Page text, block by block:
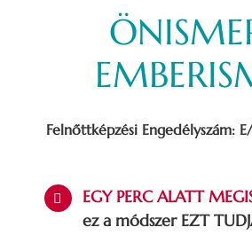
Felnőttképzési
EGY PERC ALATT
ez a módszer EZT